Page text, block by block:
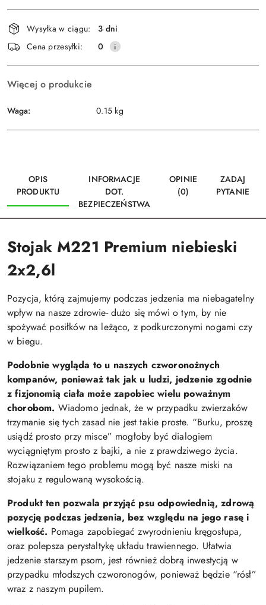
Wyślij
Dostępność
i
dostawa
Wysyłka w ciągu:
3 dni
Cena przesyłki:
0
Więcej o produkcie
Waga: 0.15 kg
OPIS
PRODUKTU
INFORMACJE
DOT.
BEZPIECZEŃSTWA
OPINIE
(0)
ZADAJ
PYTANIE
Stojak M221 Premium niebieski
2x2,6l
Pozycja, którą zajmujemy podczas jedzenia ma niebagatelny
wpływ na nasze zdrowie- dużo się mówi o tym, by nie
spożywać posiłków na leżąco, z podkurczonymi nogami czy
w biegu.
Podobnie wygląda to u naszych czworonożnych
kompanów, ponieważ tak jak u ludzi, jedzenie zgodnie
z fizjonomią ciała może zapobiec wielu poważnym
chorobom. Wiadomo jednak, że w przypadku zwierzaków
trzymanie się tych zasad nie jest takie proste. “Burku, proszę
usiądź prosto przy misce” mogłoby być dialogiem
wyciągniętym prosto z bajki, a nie z prawdziwego życia.
Rozwiązaniem tego problemu mogą być nasze miski na
stojaku z regulowaną wysokością.
Produkt ten pozwala przyjąć psu odpowiednią, zdrową
pozycję podczas jedzenia, bez względu na jego rasę i
wielkość. Pomaga zapobiegać zwyrodnieniu kręgosłupa,
oraz polepsza perystaltykę układu trawiennego. Ułatwia
jedzenie starszym psom, jest również dobrą inwestycją w
przypadku młodszych czworonogów, ponieważ będzie “rósł”
wraz z naszym pupilem.